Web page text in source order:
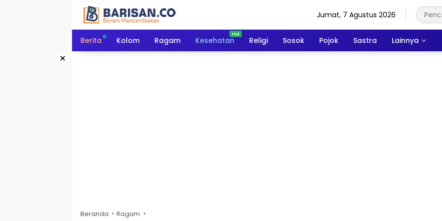
Jumat, 7 Agustus 2026
Berita Kolom Ragam Kesehatan Religi Sosok Pojok Sastra Lainnya
×
Beranda Ragam